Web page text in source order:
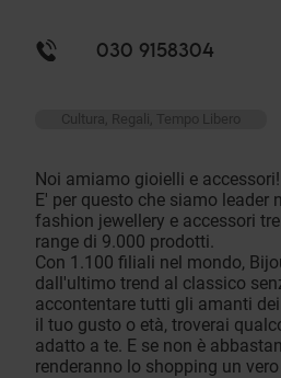
030 9158304
Cultura, Regali, Tempo Libero
Noi amiamo gioielli e accessori!
E' per questo che siamo leader
fashion jewellery e accessori
range di 9.000 prodotti.
Con 1.100 filiali nel mondo,
dall'ultimo trend al classico
accontentare tutti gli amanti
il tuo gusto o età, troverai
adatto a te. E se non è
renderanno lo shopping un